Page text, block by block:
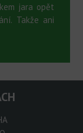
jara opět
Takže ani